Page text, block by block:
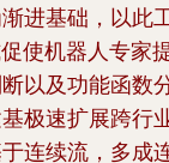
进基础，以此
使机器人专家
以及功能函数
极速扩展跨行
连续流，多成